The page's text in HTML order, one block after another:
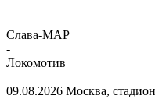
Слава-МАР
-
Локомотив
09.08.2026 Москва,